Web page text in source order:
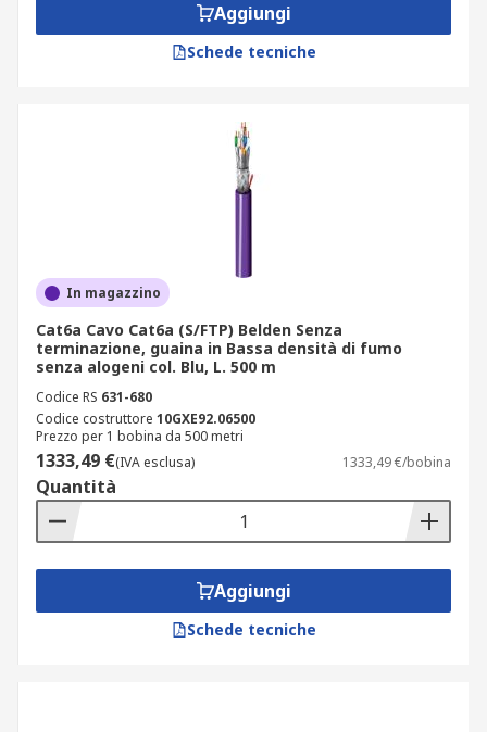
Aggiungi
Schede tecniche
In magazzino
Cat6a Cavo Cat6a (S/FTP) Belden Senza
terminazione, guaina in Bassa densità di fumo
senza alogeni col. Blu, L. 500 m
Codice RS 631-680
Codice costruttore 10GXE92.06500
Prezzo per 1 bobina da 500 metri
1333,49 €(IVA esclusa) 1333,49 €/bobina
Quantità
Aggiungi
Schede tecniche